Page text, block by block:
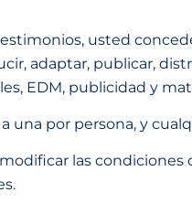
usted
adaptar, publicar,
EDM, publicidad y
una por persona, y
las